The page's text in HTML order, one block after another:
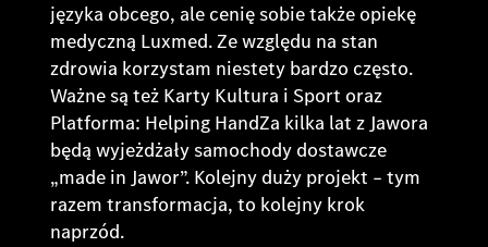
języka obcego, ale cenię sobie także opiekę
medyczną Luxmed. Ze względu na stan
zdrowia korzystam niestety bardzo często.
Ważne są też Karty Kultura i Sport oraz
Platforma: Helping HandZa kilka lat z Jawora
będą wyjeżdżały samochody dostawcze
„made in Jawor”. Kolejny duży projekt – tym
razem transformacja, to kolejny krok
naprzód.